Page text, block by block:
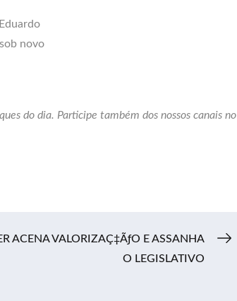
novo
do dia. Participe também dos nossos canais no
ACENA VALORIZAÇ‡ÃƒO E ASSANHA
O LEGISLATIVO